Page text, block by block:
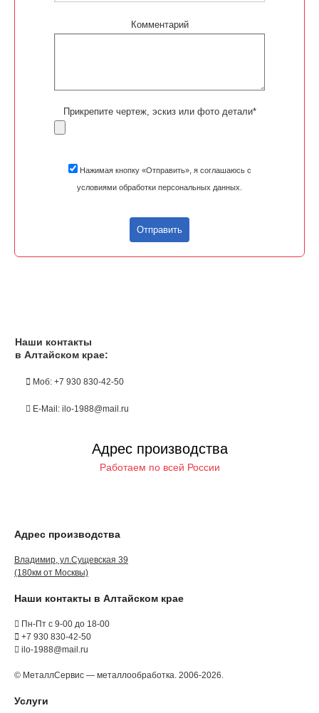
Комментарий
Прикрепите чертеж, эскиз или фото детали*
Нажимая кнопку «Отправить», я соглашаюсь с
условиями обработки персональных данных.
Отправить
Наши контакты
в Алтайском крае:
Моб: +7 930 830-42-50
E-Mail: ilo-1988@mail.ru
Адрес производства
Работаем по всей России
Адрес производства
Владимир, ул.Сущевская 39
(180км от Москвы)
Наши контакты в Алтайском крае
Пн-Пт с 9-00 до 18-00
+7 930 830-42-50
ilo-1988@mail.ru
© МеталлСервис — металлообработка. 2006-2026.
Услуги